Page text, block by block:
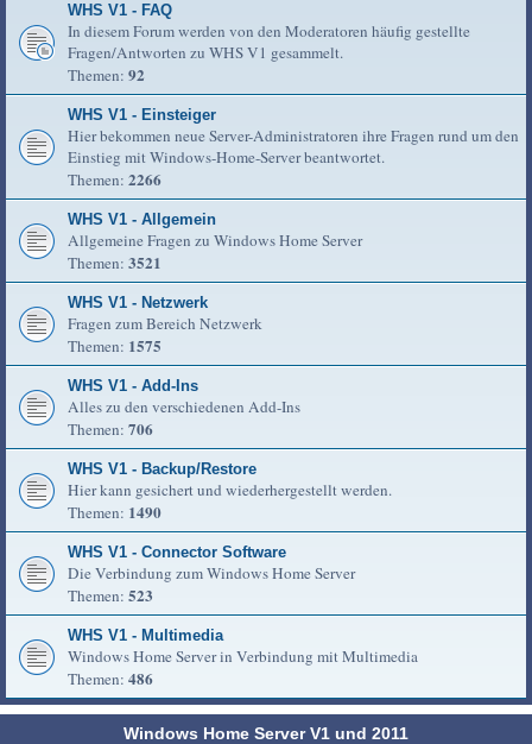
WHS V1 - FAQ
In diesem Forum werden von den Moderatoren häufig gestellte
Fragen/Antworten zu WHS V1 gesammelt.
Themen: 92
WHS V1 - Einsteiger
Hier bekommen neue Server-Administratoren ihre Fragen rund um den
Einstieg mit Windows-Home-Server beantwortet.
Themen: 2266
WHS V1 - Allgemein
Allgemeine Fragen zu Windows Home Server
Themen: 3521
WHS V1 - Netzwerk
Fragen zum Bereich Netzwerk
Themen: 1575
WHS V1 - Add-Ins
Alles zu den verschiedenen Add-Ins
Themen: 706
WHS V1 - Backup/Restore
Hier kann gesichert und wiederhergestellt werden.
Themen: 1490
WHS V1 - Connector Software
Die Verbindung zum Windows Home Server
Themen: 523
WHS V1 - Multimedia
Windows Home Server in Verbindung mit Multimedia
Themen: 486
Windows Home Server V1 und 2011